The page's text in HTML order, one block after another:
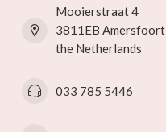
Mooierstraat 4
3811EB Amersfoort
the Netherlands
033 785 5446